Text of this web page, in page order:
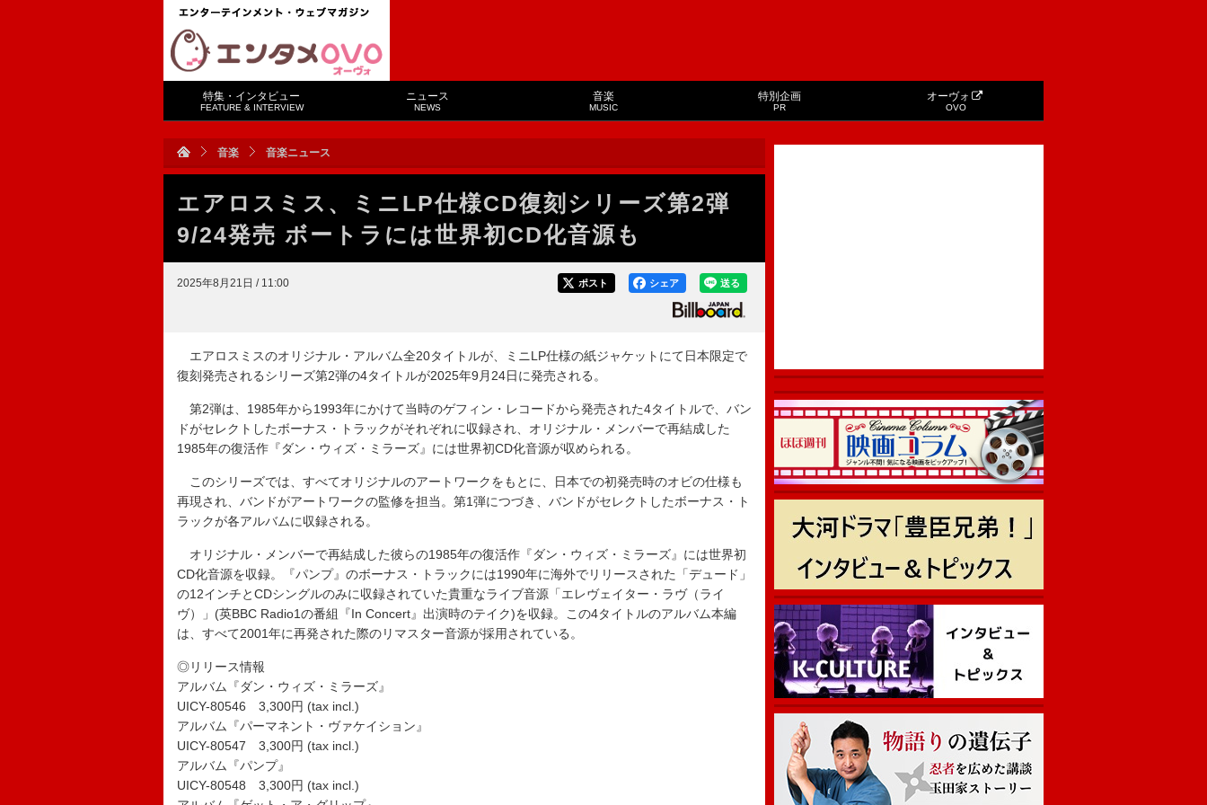
特集・インタビュー
FEATURE & INTERVIEW
ニュース
NEWS
音楽
MUSIC
特別企画
PR
オーヴォ
OVO
音楽 音楽ニュース
エアロスミス、ミニLP仕様CD復刻シリーズ第2弾
9/24発売 ボートラには世界初CD化音源も
2025年8月21日 / 11:00 送る
シェア
ポスト
エアロスミスのオリジナル・アルバム全20タイトルが、ミニLP仕様の紙ジャケットにて日本限定で
復刻発売されるシリーズ第2弾の4タイトルが2025年9月24日に発売される。
第2弾は、1985年から1993年にかけて当時のゲフィン・レコードから発売された4タイトルで、バン
ドがセレクトしたボーナス・トラックがそれぞれに収録され、オリジナル・メンバーで再結成した
1985年の復活作『ダン・ウィズ・ミラーズ』には世界初CD化音源が収められる。
このシリーズでは、すべてオリジナルのアートワークをもとに、日本での初発売時のオビの仕様も
再現され、バンドがアートワークの監修を担当。第1弾につづき、バンドがセレクトしたボーナス・ト
ラックが各アルバムに収録される。
オリジナル・メンバーで再結成した彼らの1985年の復活作『ダン・ウィズ・ミラーズ』には世界初
CD化音源を収録。『パンプ』のボーナス・トラックには1990年に海外でリリースされた「デュード」
の12インチとCDシングルのみに収録されていた貴重なライブ音源「エレヴェイター・ラヴ（ライ
ヴ）」(英BBC Radio1の番組『In Concert』出演時のテイク)を収録。この4タイトルのアルバム本編
は、すべて2001年に再発された際のリマスター音源が採用されている。
◎リリース情報
アルバム『ダン・ウィズ・ミラーズ』
UICY-80546 3,300円 (tax incl.)
アルバム『パーマネント・ヴァケイション』
UICY-80547 3,300円 (tax incl.)
アルバム『パンプ』
UICY-80548 3,300円 (tax incl.)